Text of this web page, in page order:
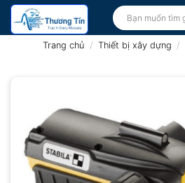
Bỏ
qua
Tìm
kiếm:
Trang chủ / Thiết bị xây dựng /